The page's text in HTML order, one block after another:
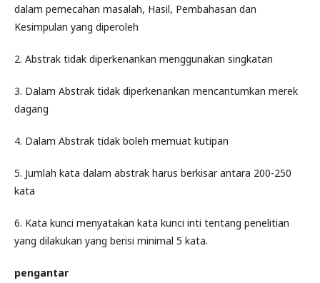
dalam pemecahan masalah, Hasil, Pembahasan dan
Kesimpulan yang diperoleh
2. Abstrak tidak diperkenankan menggunakan singkatan
3. Dalam Abstrak tidak diperkenankan mencantumkan merek
dagang
4. Dalam Abstrak tidak boleh memuat kutipan
5. Jumlah kata dalam abstrak harus berkisar antara 200-250
kata
6. Kata kunci menyatakan kata kunci inti tentang penelitian
yang dilakukan yang berisi minimal 5 kata.
pengantar